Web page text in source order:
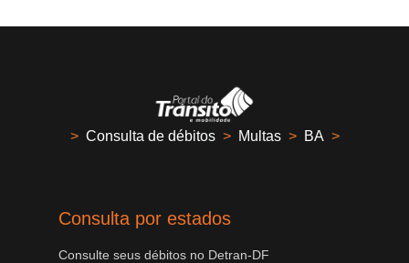
> Consulta de débitos > Multas > BA >
Consulta por estados
Consulte seus débitos no Detran-DF